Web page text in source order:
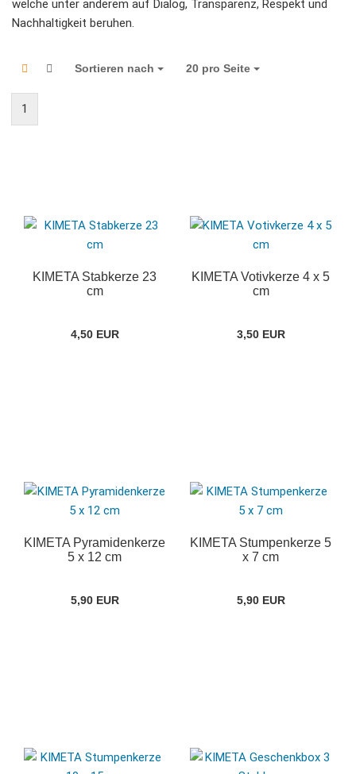
welche unter anderem auf Dialog, Transparenz, Respekt und
Nachhaltigkeit beruhen.
Sortieren nach
Sortieren nach 20 pro Seite
pro Seite
1
KIMETA Stabkerze 23
cm
4,50 EUR
KIMETA Votivkerze 4 x 5
cm
3,50 EUR
KIMETA Pyramidenkerze
5 x 12 cm
5,90 EUR
KIMETA Stumpenkerze 5
x 7 cm
5,90 EUR